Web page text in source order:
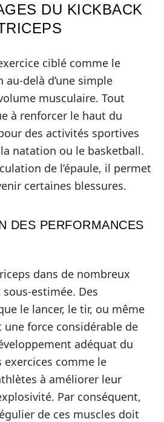
DU KICKBACK
ciblé comme le
au-delà d’une simple
musculaire. Tout
à renforcer le haut du
des activités sportives
natation ou le basketball.
de l’épaule, il permet
certaines blessures.
DES PERFORMANCES
dans de nombreux
estimée. Des
le lancer, le tir, ou même
une force considérable de
adéquat du
exercices comme le
à améliorer leur
Par conséquent,
de ces muscles doit